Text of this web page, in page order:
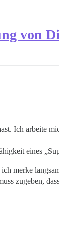
von
Ich arbeite
eines
merke
zugeben,